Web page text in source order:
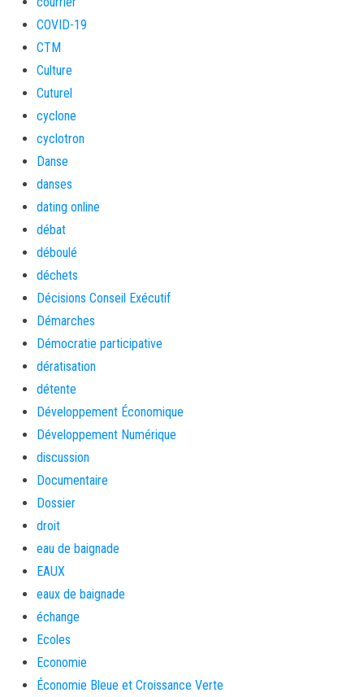
COVID-19
CTM
Culture
Cuturel
cyclone
cyclotron
Danse
danses
dating online
débat
déboulé
déchets
Décisions Conseil Exécutif
Démarches
Démocratie participative
dératisation
détente
Développement Économique
Développement Numérique
discussion
Documentaire
Dossier
droit
eau de baignade
EAUX
eaux de baignade
échange
Ecoles
Economie
Économie Bleue et Croissance Verte